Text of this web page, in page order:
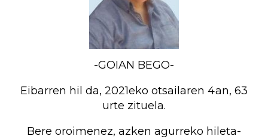
-GOIAN BEGO-
Eibarren hil da, 2021eko otsailaren 4an, 63
urte zituela.
Bere oroimenez, azken agurreko hileta-